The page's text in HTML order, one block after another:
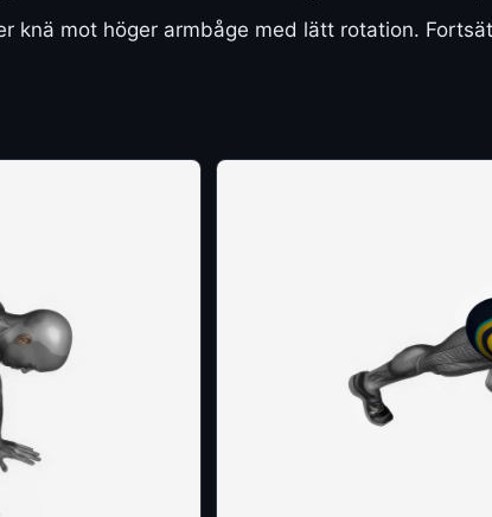
knä mot höger armbåge med lätt rotation.